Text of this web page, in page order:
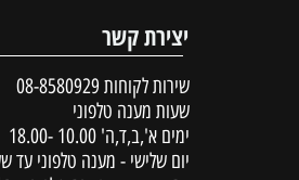
יצירת קשר
שירות לקוחות 08-8580929
שעות מענה טלפוני
ימים א',ב,ד,ה' 10.00 -18.00
יום שלישי - מענה טלפוני עד שעה